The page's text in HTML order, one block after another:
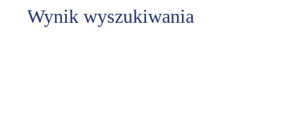
Wynik wyszukiwania